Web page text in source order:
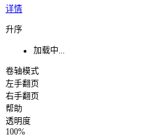
详情
升序
加载中...
卷轴模式
左手翻页
右手翻页
帮助
透明度
100%